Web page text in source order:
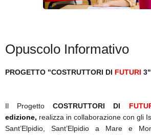
Contatti
SICARE
ACCESSO PER FORNITORI
Opuscolo Informativo
PROGETTO "COSTRUTTORI DI FUTURI 3"
Il ProgettoCOSTRUTTORI DI
edizione, realizza in collaborazione con gli
Sant’Elpidio, Sant’Elpidio a Mare e